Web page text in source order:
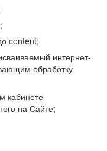
content;
интернет-
обработку
кабинете
на Сайте;